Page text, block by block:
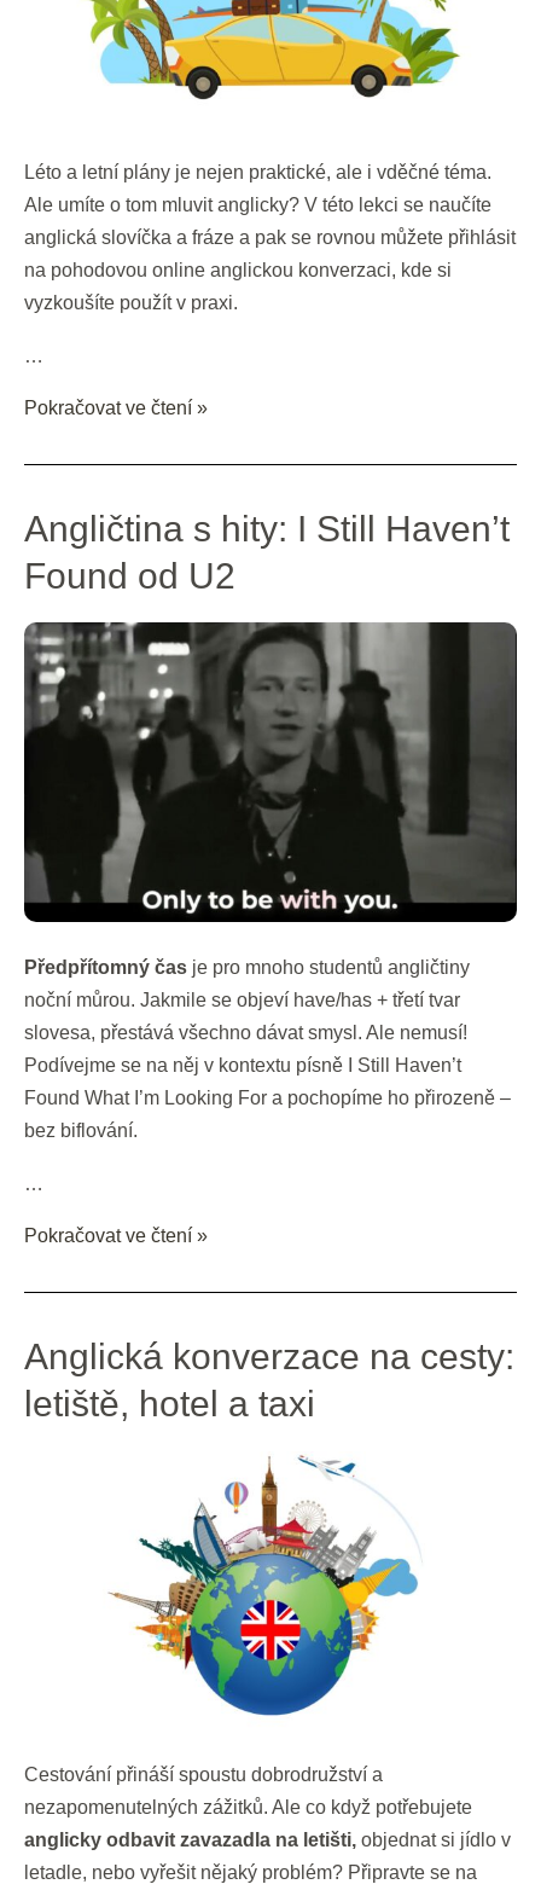
Léto a letní plány je nejen praktické, ale i vděčné téma.
Ale umíte o tom mluvit anglicky? V této lekci se naučíte
anglická slovíčka a fráze a pak se rovnou můžete přihlásit
na pohodovou online anglickou konverzaci, kde si
vyzkoušíte použít v praxi.
Pokračovat ve čtení »
Angličtina s hity: I Still Haven’t
Found od U2
Předpřítomný čas je pro mnoho studentů angličtiny
noční můrou. Jakmile se objeví have/has + třetí tvar
slovesa, přestává všechno dávat smysl. Ale nemusí!
Podívejme se na něj v kontextu písně I Still Haven’t
Found What I’m Looking For a pochopíme ho přirozeně –
bez biflování.
…
Angličtina
hity:
Still
Haven’t
Found
Pokračovat ve čtení »
Anglická konverzace na cesty:
letiště, hotel a taxi
Cestování přináší spoustu dobrodružství a
nezapomenutelných zážitků. Ale co když potřebujete
anglicky odbavit zavazadla na letišti, objednat si jídlo v
letadle, nebo vyřešit nějaký problém? Připravte se na
Anglická
konverzace
na